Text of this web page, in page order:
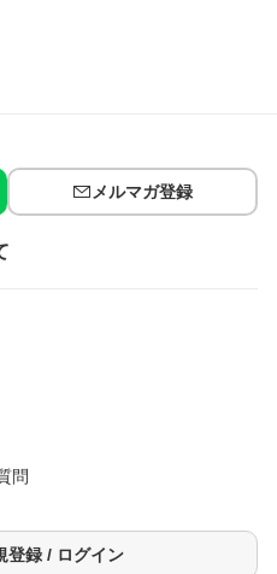
メルマガ登録
問
登録 / ログイン